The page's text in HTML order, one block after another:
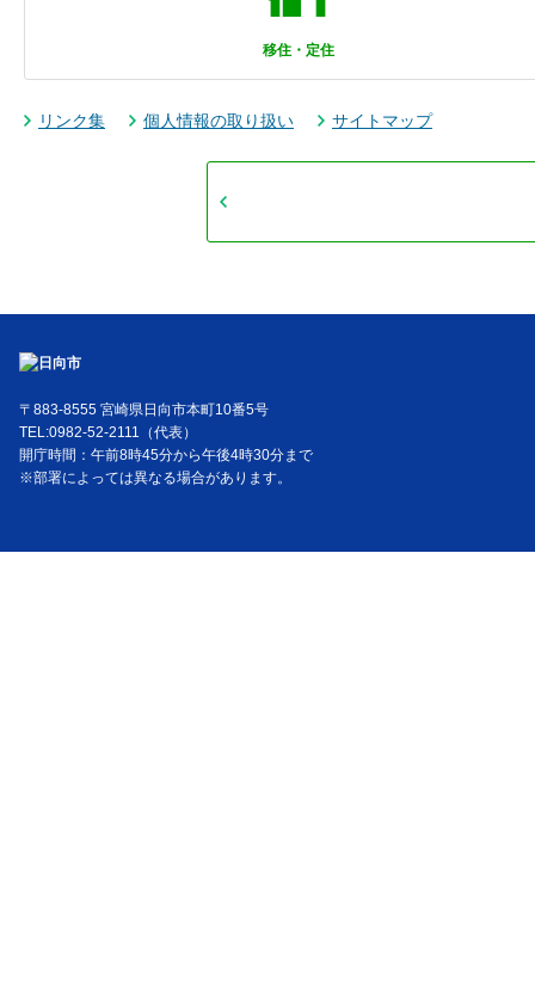
移住・定住
リンク集 個人情報の取り扱い サイトマップ
〒883-8555 宮崎県日向市本町10番5号
TEL:0982-52-2111（代表）
開庁時間：午前8時45分から午後4時30分まで
※部署によっては異なる場合があります。